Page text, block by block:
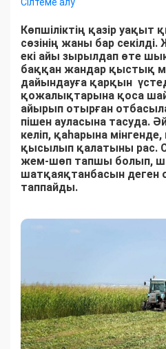
Көпшіліктің қазір уақыт
сөзінің жаны бар
екі айы зырылдап өте
баққан жандар қыстық
дайындауға қарқын
қожалықтарына қоса
айырып отырған
пішен ауласына тасуда.
келіп, қаһарына
қысылып қалатыны рас.
жем-шөп тапшы болып,
шатқаяқтанбасын
таппайды.